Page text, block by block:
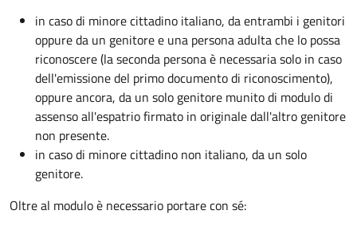
in caso di minore cittadino italiano, da entrambi i genitori
oppure da un genitore e una persona adulta che lo possa
riconoscere (la seconda persona è necessaria solo in caso
dell'emissione del primo documento di riconoscimento),
oppure ancora, da un solo genitore munito di modulo di
assenso all'espatrio firmato in originale dall'altro genitore
non presente.
in caso di minore cittadino non italiano, da un solo
genitore.
Oltre al modulo è necessario portare con sé: